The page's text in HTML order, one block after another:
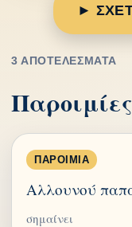
►
3 ΑΠΟΤΕΛΈΣΜΑΤΑ
Παροιμίες
ΠΑΡΟΙΜΊΑ
Αλλουνού
σημαίνει